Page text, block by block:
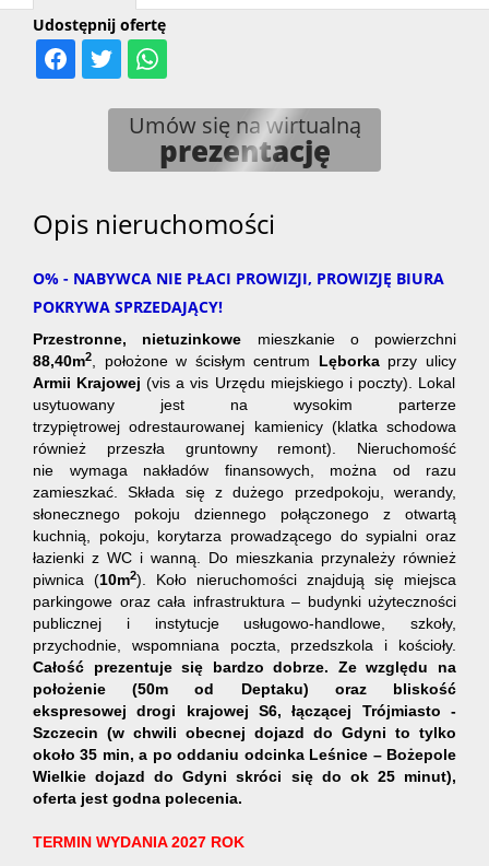
Udostępnij ofertę
Umów się na wirtualną
prezentację
Opis nieruchomości
O% - NABYWCA NIE PŁACI PROWIZJI, PROWIZJĘ BIURA
POKRYWA SPRZEDAJĄCY!
Przestronne, nietuzinkowe mieszkanie o powierzchni
88,40m2 , położone w ścisłym centrum Lęborka przy ulicy
Armii Krajowej(vis a vis Urzędu miejskiego i poczty). Lokal
usytuowany jest na wysokim parterze
trzypiętrowej odrestaurowanej kamienicy (klatka schodowa
również przeszła gruntowny remont). Nieruchomość
nie wymaga nakładów finansowych, można od razu
zamieszkać. Składa się z dużego przedpokoju, werandy,
słonecznego pokoju dziennego połączonego z otwartą
kuchnią, pokoju, korytarza prowadzącego do sypialni oraz
łazienki z WC i wanną. Do mieszkania przynależy również
piwnica (10m2). Koło nieruchomości znajdują się miejsca
parkingowe oraz cała infrastruktura – budynki użyteczności
publicznej i instytucje usługowo-handlowe, szkoły,
przychodnie, wspomniana poczta, przedszkola i kościoły.
Całość prezentuje się bardzo dobrze. Ze względu na
położenie (50m od Deptaku) oraz bliskość
ekspresowej drogi krajowej S6, łączącej Trójmiasto -
Szczecin (w chwili obecnej dojazd do Gdyni to tylko
około 35 min, a po oddaniu odcinka Leśnice – Bożepole
Wielkie dojazd do Gdyni skróci się do ok 25 minut),
oferta jest godna polecenia.
TERMIN WYDANIA 2027 ROK